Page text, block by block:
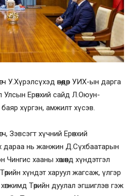
У.Хүрэлсүхэд өнөөдөр УИХ-ын дарга
Ерөнхий сайд Л.Оюун-
хүргэн, амжилт хүсэв.
Зэвсэгт хүчний Ерөнхий
дараа нь жанжин Д.Сүхбаатарын
Чингис хааны хөшөөнд хүндэтгэл
хүндэт харуул жагсаж, үлгэр
Төрийн дуулал эгшиглэв гэж